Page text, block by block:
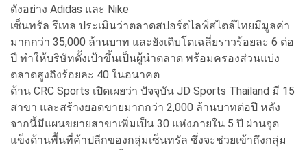
ดังอย่าง Adidas และ Nike
เซ็นทรัล รีเทล ประเมินว่าตลาดสปอร์ตไลฟ์สไตล์ไทยมีมูลค่า
มากกว่า 35,000 ล้านบาท และยังเติบโตเฉลี่ยราวร้อยละ 6 ต่อ
ปี ทำให้บริษัทตั้งเป้าขึ้นเป็นผู้นำตลาด พร้อมครองส่วนแบ่ง
ตลาดสูงถึงร้อยละ 40 ในอนาคต
ด้าน CRC Sports เปิดเผยว่า ปัจจุบัน JD Sports Thailand มี 15
สาขา และสร้างยอดขายมากกว่า 2,000 ล้านบาทต่อปี หลัง
จากนี้มีแผนขยายสาขาเพิ่มเป็น 30 แห่งภายใน 5 ปี ผ่านจุด
แข็งด้านพื้นที่ค้าปลีกของกลุ่มเซ็นทรัล ซึ่งจะช่วยเข้าถึงกลุ่ม